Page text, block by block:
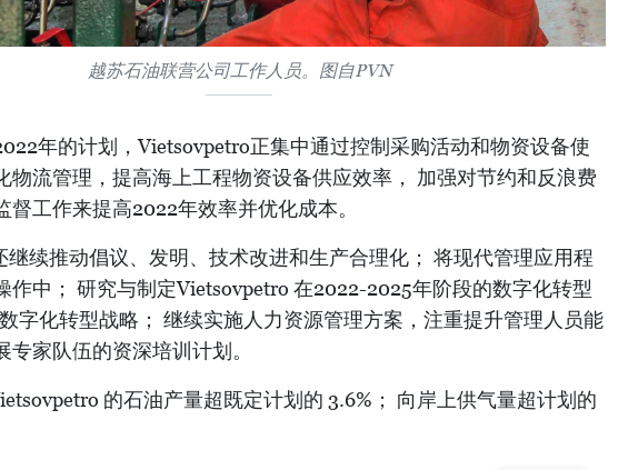
越苏石油联营公司工作人员。图自PVN
年的计划，Vietsovpetro正集中通过控制采购活动和物资设备使
物流管理，提高海上工程物资设备供应效率， 加强对节约和反浪费
督工作来提高2022年效率并优化成本。
继续推动倡议、发明、技术改进和生产合理化； 将现代管理应用程
作中； 研究与制定Vietsovpetro 在2022-2025年阶段的数字化转型
字化转型战略； 继续实施人力资源管理方案，注重提升管理人员能
专家队伍的资深培训计划。
的石油产量超既定计划的 3.6%； 向岸上供气量超计划的